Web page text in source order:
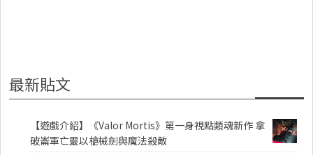
最新貼文
【遊戲介紹】《Valor Mortis》第一身視點類魂新作 拿
破崙軍亡靈以槍械劍與魔法殺敵